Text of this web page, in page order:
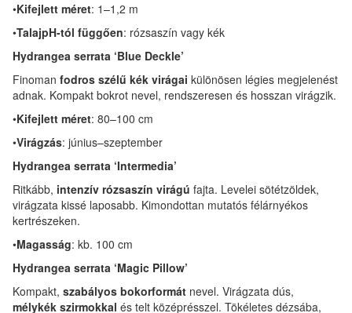
•Kifejlett méret: 1–1,2 m
•TalajpH-tól függően: rózsaszín vagy kék
Hydrangea serrata ‘Blue Deckle’
Finoman fodros szélű kék virágai különösen légies megjelenést
adnak. Kompakt bokrot nevel, rendszeresen és hosszan virágzik.
•Kifejlett méret: 80–100 cm
•Virágzás: június–szeptember
Hydrangea serrata ‘Intermedia’
Ritkább, intenzív rózsaszín virágú fajta. Levelei sötétzöldek,
virágzata kissé laposabb. Kimondottan mutatós félárnyékos
kertrészeken.
•Magasság: kb. 100 cm
Hydrangea serrata ‘Magic Pillow’
Kompakt, szabályos bokorformát nevel. Virágzata dús,
mélykék szirmokkal és telt középrésszel. Tökéletes dézsába,